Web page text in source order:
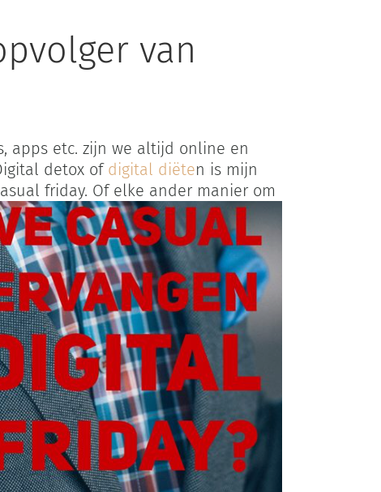
van
apps etc. zijn we altijd online en
detox of digital diëten is mijn
friday. Of elke ander manier om